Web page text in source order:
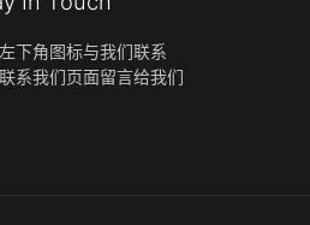
下角图标与我们联系
系我们页面留言给我们